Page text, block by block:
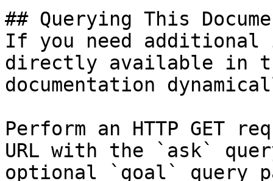
## Querying This
If you need
directly available in
documentation
Perform an HTTP GET
URL with the `ask`
optional `goal` query